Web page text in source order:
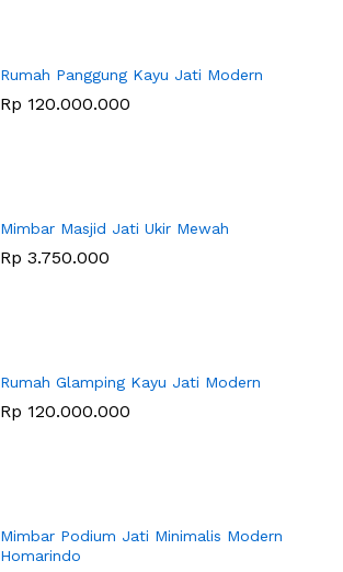
Rumah Panggung Kayu Jati Modern
Rp 120.000.000
Mimbar Masjid Jati Ukir Mewah
Rp 3.750.000
Rumah Glamping Kayu Jati Modern
Rp 120.000.000
Mimbar Podium Jati Minimalis Modern
Homarindo